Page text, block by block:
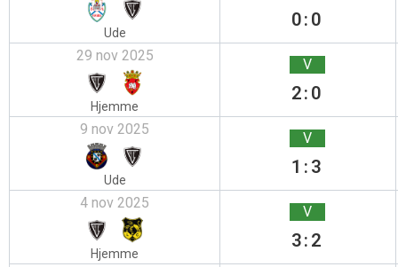
Ude
0:0
29 nov 2025
Hjemme
V
2:0
9 nov 2025
Ude
V
1:3
4 nov 2025
Hjemme
V
3:2